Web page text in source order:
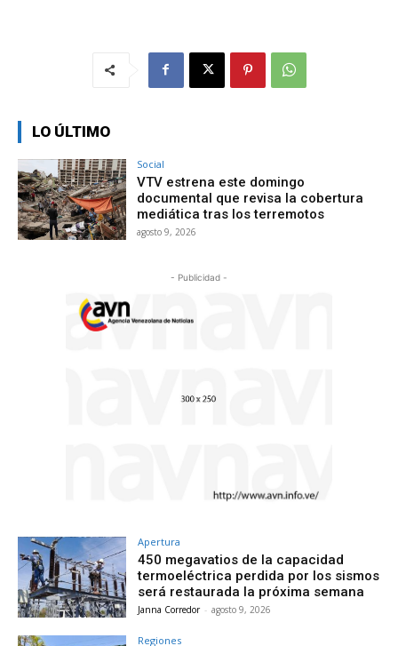
LO ÚLTIMO
Social
VTV estrena este domingo
documental que revisa la cobertura
mediática tras los terremotos
agosto 9, 2026
- Publicidad -
Apertura
450 megavatios de la capacidad
termoeléctrica perdida por los sismos
será restaurada la próxima semana
Janna Corredor - agosto 9, 2026
Regiones